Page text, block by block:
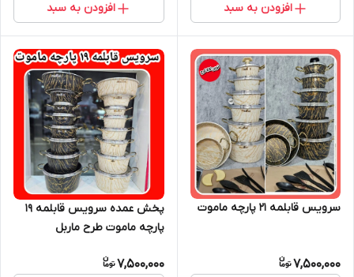
افزودن به سبد افزودن به سبد
سرویس قابلمه ۲۱ پارچه ماموت
7,500,000
پخش عمده سرویس قابلمه ۱۹
پارچه ماموت طرح ماربل
7,500,000